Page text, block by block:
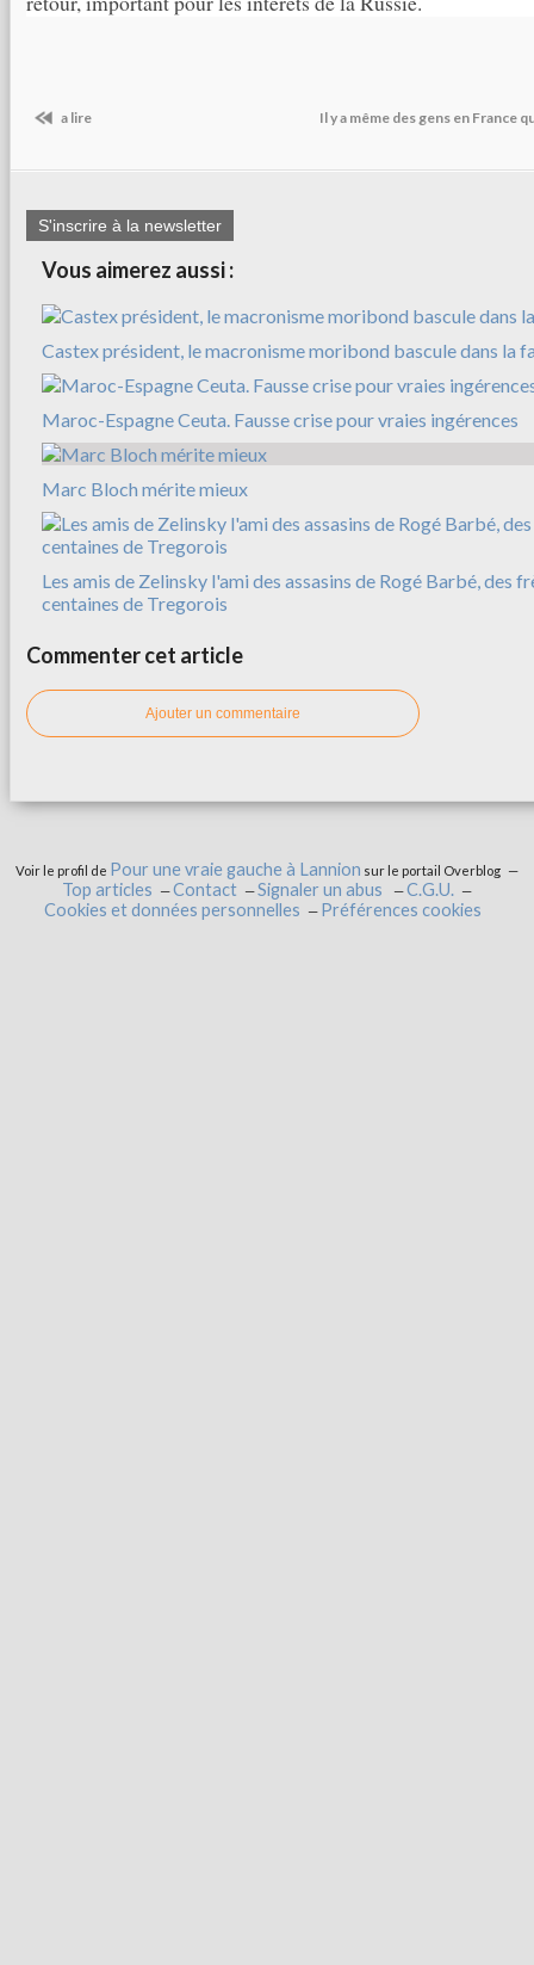
a lire Il y a même des gens en France
S'inscrire à la newsletter
Vous aimerez aussi :
Castex président, le macronisme moribond bascule dans la
Maroc-Espagne Ceuta. Fausse crise pour vraies ingérences
Marc Bloch mérite mieux
Les amis de Zelinsky l'ami des assasins de Rogé Barbé, des
centaines de Tregorois
Commenter cet article
Ajouter un commentaire
Voir le profil de Pour une vraie gauche à Lannion sur le portail Overblog
Top articles Contact Signaler un abus
C.G.U.
Cookies et données personnelles
Préférences cookies